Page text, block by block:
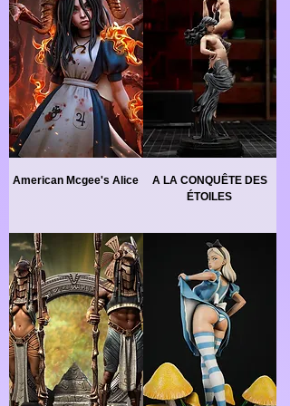
American Mcgee's Alice
A LA CONQUÊTE DES
ÉTOILES